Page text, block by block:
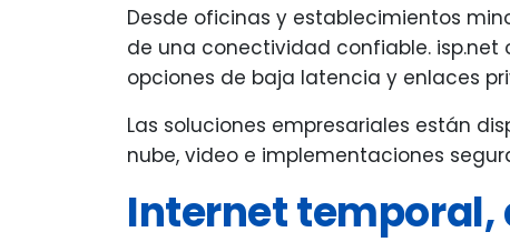
Desde oficinas y establecimientos
de una conectividad confiable.
opciones de baja latencia y enlaces
Las soluciones empresariales están
nube, video e implementaciones
Internet temporal,